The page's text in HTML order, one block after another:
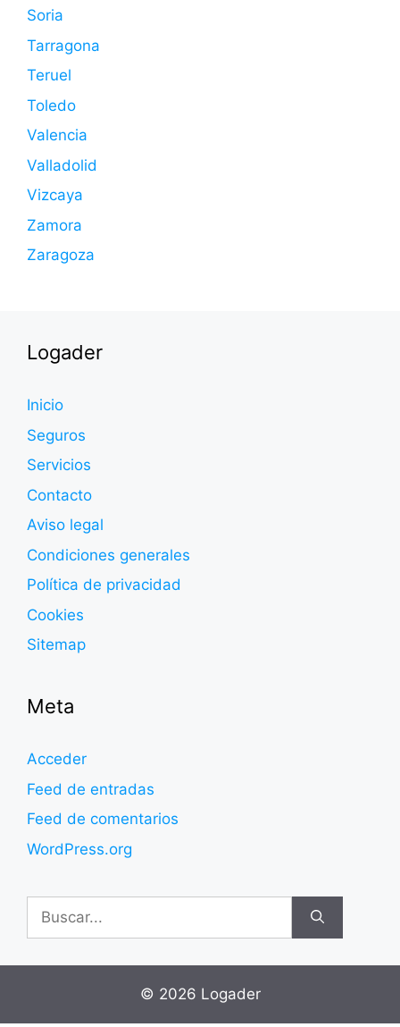
Soria
Tarragona
Teruel
Toledo
Valencia
Valladolid
Vizcaya
Zamora
Zaragoza
Logader
Inicio
Seguros
Servicios
Contacto
Aviso legal
Condiciones generales
Política de privacidad
Cookies
Sitemap
Meta
Acceder
Feed de entradas
Feed de comentarios
WordPress.org
© 2026 Logader